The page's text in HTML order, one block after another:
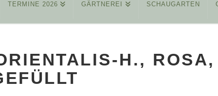
REINHARD
MÄRZ 26, 2015
TERMINE 2026 GÄRTNEREI SCHAUGARTEN
H., ROSA,